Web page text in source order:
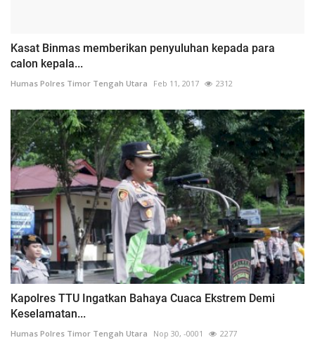
Kasat Binmas memberikan penyuluhan kepada para
calon kepala...
Humas Polres Timor Tengah Utara Feb 11, 2017 2312
Kapolres TTU Ingatkan Bahaya Cuaca Ekstrem Demi
Keselamatan...
Humas Polres Timor Tengah Utara Nop 30, -0001 2277